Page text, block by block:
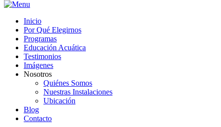
Inicio
Por Qué Elegirnos
Programas
Educación Acuática
Testimonios
Imágenes
Nosotros
Quiénes Somos
Nuestras Instalaciones
Ubicación
Blog
Contacto